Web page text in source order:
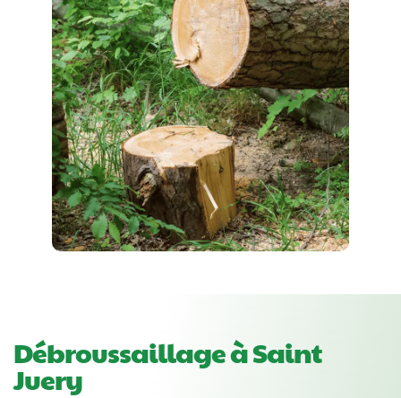
Débroussaillage à Saint
Juery